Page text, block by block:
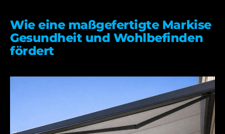
Wie eine maßgefertigte Markise
Gesundheit und Wohlbefinden
fördert